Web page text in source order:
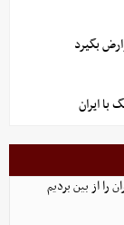
بگیرد
ایران
را از بین بردیم